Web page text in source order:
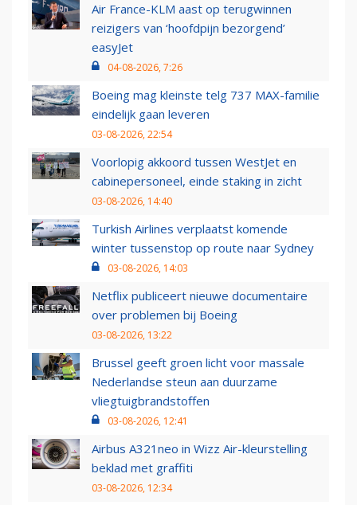
Air France-KLM aast op terugwinnen
reizigers van ‘hoofdpijn bezorgend’
easyJet
04-08-2026, 7:26
Boeing mag kleinste telg 737 MAX-familie
eindelijk gaan leveren
03-08-2026, 22:54
Voorlopig akkoord tussen WestJet en
cabinepersoneel, einde staking in zicht
03-08-2026, 14:40
Turkish Airlines verplaatst komende
winter tussenstop op route naar Sydney
03-08-2026, 14:03
Netflix publiceert nieuwe documentaire
over problemen bij Boeing
03-08-2026, 13:22
Brussel geeft groen licht voor massale
Nederlandse steun aan duurzame
vliegtuigbrandstoffen
03-08-2026, 12:41
Airbus A321neo in Wizz Air-kleurstelling
beklad met graffiti
03-08-2026, 12:34